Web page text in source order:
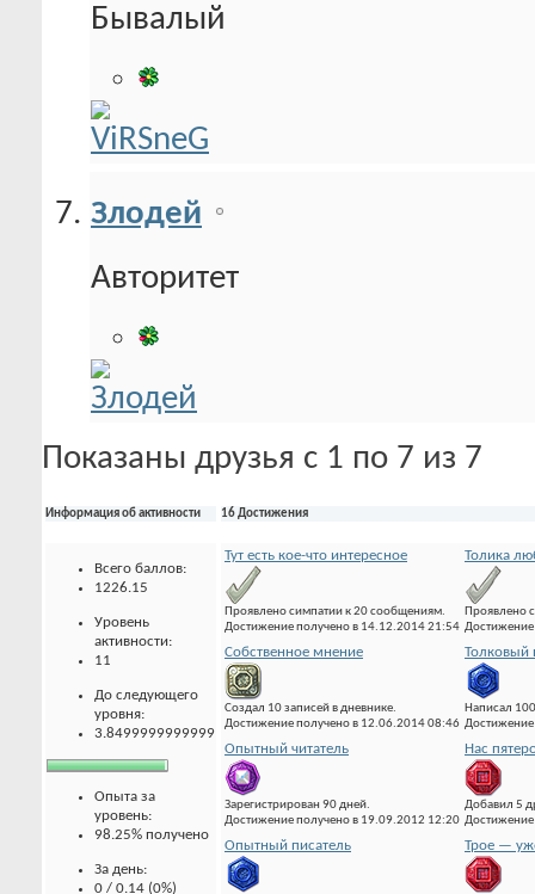
Бывалый
Злодей
Авторитет
Показаны друзья с 1 по 7 из 7
Информация об активности
Всего баллов:
1226.15
Уровень
активности:
11
До следующего
уровня:
3.8499999999999
Опыта за
уровень:
98.25% получено
За день:
0 / 0.14 (0%)
16 Достижения
Тут есть кое-что интересное
Проявлено симпатии к 20 сообщениям.
Достижение получено в 14.12.2014 21:54
Толика
Проявлено
Собственное мнение
Создал 10 записей в дневнике.
Достижение получено в 12.06.2014 08:46
Толковый
Написал
Опытный читатель
Зарегистрирован 90 дней.
Достижение получено в 19.09.2012 12:20
Нас
Добавил 5
Опытный писатель Трое —